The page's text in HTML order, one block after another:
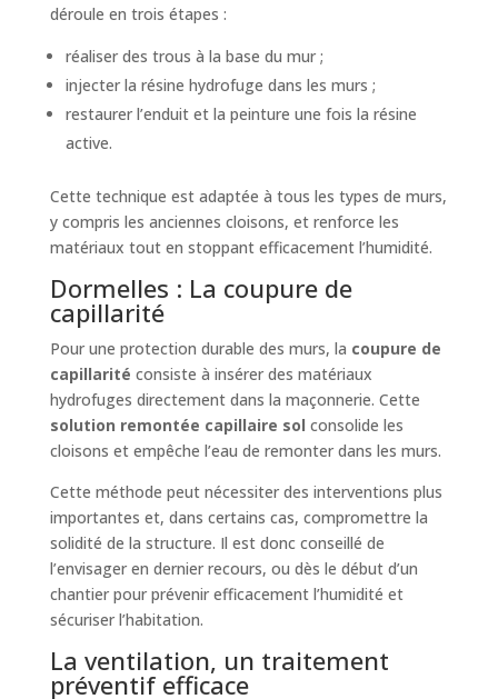
déroule en trois étapes :
réaliser des trous à la base du mur ;
injecter la résine hydrofuge dans les murs ;
restaurer l’enduit et la peinture une fois la résine
active.
Cette technique est adaptée à tous les types de murs,
y compris les anciennes cloisons, et renforce les
matériaux tout en stoppant efficacement l’humidité.
Dormelles : La coupure de
capillarité
Pour une protection durable des murs, la coupure de
capillarité consiste à insérer des matériaux
hydrofuges directement dans la maçonnerie. Cette
solution remontée capillaire sol consolide les
cloisons et empêche l’eau de remonter dans les murs.
Cette méthode peut nécessiter des interventions plus
importantes et, dans certains cas, compromettre la
solidité de la structure. Il est donc conseillé de
l’envisager en dernier recours, ou dès le début d’un
chantier pour prévenir efficacement l’humidité et
sécuriser l’habitation.
La ventilation, un traitement
préventif efficace